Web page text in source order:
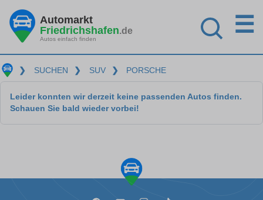
Automarkt
Friedrichshafen.de
Autos einfach finden
☰
❯ SUCHEN ❯ SUV ❯ PORSCHE
Leider konnten wir derzeit keine passenden Autos finden.
Schauen Sie bald wieder vorbei!